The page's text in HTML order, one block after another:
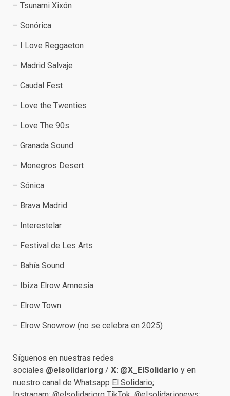
– Tsunami Xixón
– Sonórica
– I Love Reggaeton
– Madrid Salvaje
– Caudal Fest
– Love the Twenties
– Love The 90s
– Granada Sound
– Monegros Desert
– Sónica
– Brava Madrid
– Interestelar
– Festival de Les Arts
– Bahía Sound
– Ibiza Elrow Amnesia
– Elrow Town
– Elrow Snowrow (no se celebra en 2025)
Síguenos en nuestras redes
sociales @elsolidariorg / X: @X_ElSolidario y en
nuestro canal de Whatsapp El Solidario;